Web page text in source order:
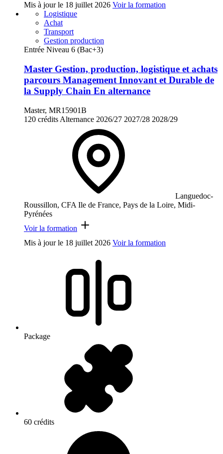
Mis à jour le 18 juillet 2026 Voir la formation
Logistique
Achat
Transport
Gestion production
Entrée Niveau 6 (Bac+3)
Master Gestion, production, logistique et achats
parcours Management Innovant et Durable de
la Supply Chain En alternance
Master, MR15901B
120 crédits Alternance 2026/27 2027/28 2028/29
Languedoc-
Roussillon, CFA Ile de France, Pays de la Loire, Midi-
Pyrénées
Voir la formation
Mis à jour le 18 juillet 2026 Voir la formation
Package
60 crédits